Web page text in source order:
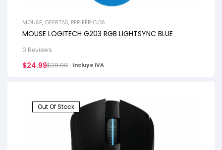
MOUSE, OFERTAS, PERIFÉRICOS
MOUSE LOGITECH G203 RGB LIGHTSYNC BLUE
0 Reviews
$29.99
$24.99 Incluye IVA
Out Of Stock